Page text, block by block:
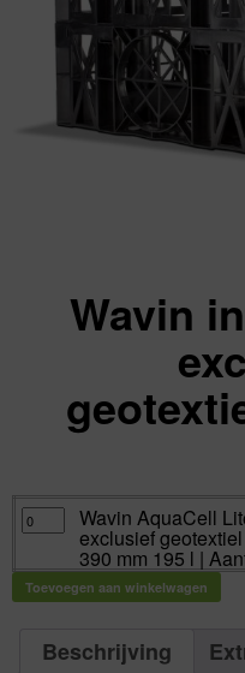
Wavin
Wavin
AquaCell
Lite
infiltratiekrat
geotextiel
1000
x
Wavin AquaCell
exclusief
390 mm 195 l |
Toevoegen aan winkelwagen
Beschrijving